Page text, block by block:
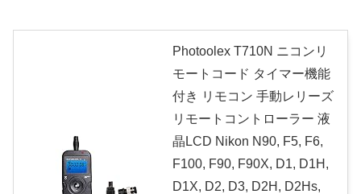
Photoolex T710N ニコンリ
モートコード タイマー機能
付き リモコン 手動レリーズ
リモートコントローラー 液
晶LCD Nikon N90, F5, F6,
F100, F90, F90X, D1, D1H,
D1X, D2, D3, D2H, D2Hs,